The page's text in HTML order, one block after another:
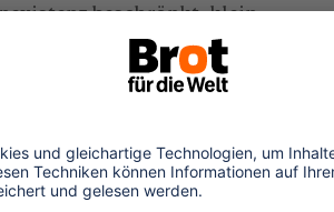
beschränkt: klein,
von Gebern, als
oft hatte die Beteiligung der
hatten wenig Kontrolle
langfristige Strategie.
die Einheimischen darauf
sahen in Broschüren